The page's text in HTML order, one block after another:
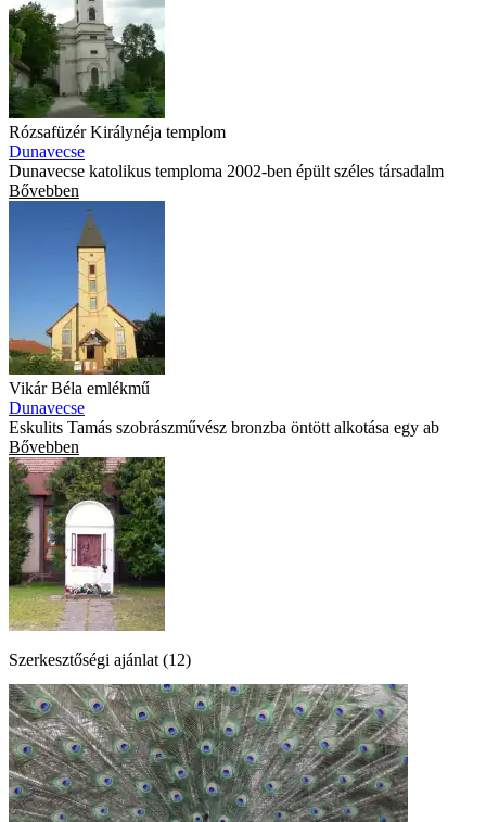
Rózsafüzér Királynéja templom
Dunavecse
Dunavecse katolikus temploma 2002-ben épült széles társadalm
Bővebben
Vikár Béla emlékmű
Dunavecse
Eskulits Tamás szobrászművész bronzba öntött alkotása egy ab
Bővebben
Szerkesztőségi ajánlat (12)